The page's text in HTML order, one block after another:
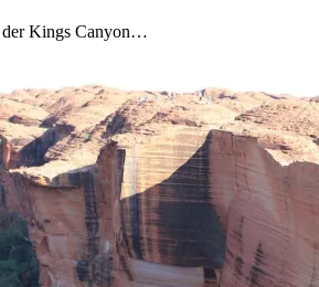
der Kings Canyon…